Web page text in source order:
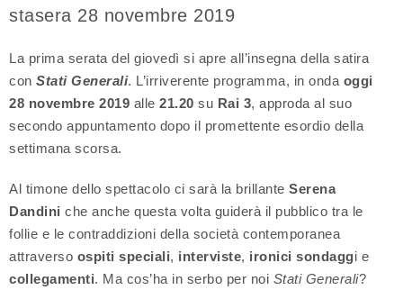
stasera 28 novembre 2019
La prima serata del giovedì si apre all’insegna della satira
con Stati Generali. L’irriverente programma, in onda oggi
28 novembre 2019 alle 21.20 su Rai 3, approda al suo
secondo appuntamento dopo il promettente esordio della
settimana scorsa.
Al timone dello spettacolo ci sarà la brillante Serena
Dandini che anche questa volta guiderà il pubblico tra le
follie e le contraddizioni della società contemporanea
attraverso ospiti speciali, interviste, ironici sondaggi e
collegamenti. Ma cos’ha in serbo per noi Stati Generali?